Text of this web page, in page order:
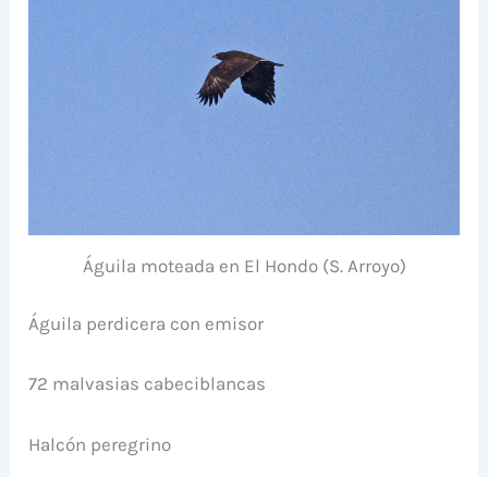
Águila moteada en El Hondo (S. Arroyo)
Águila perdicera con emisor
72 malvasias cabeciblancas
Halcón peregrino